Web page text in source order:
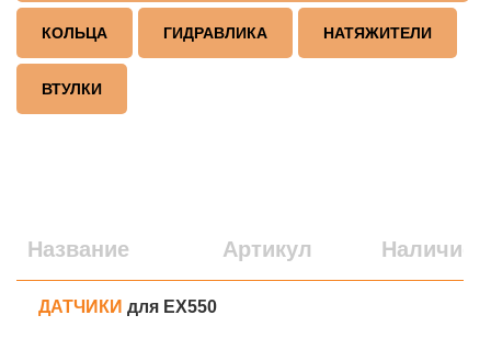
КОЛЬЦА ГИДРАВЛИКА НАТЯЖИТЕЛИ
ВТУЛКИ
Название Артикул Наличие
ДАТЧИКИ для EX550